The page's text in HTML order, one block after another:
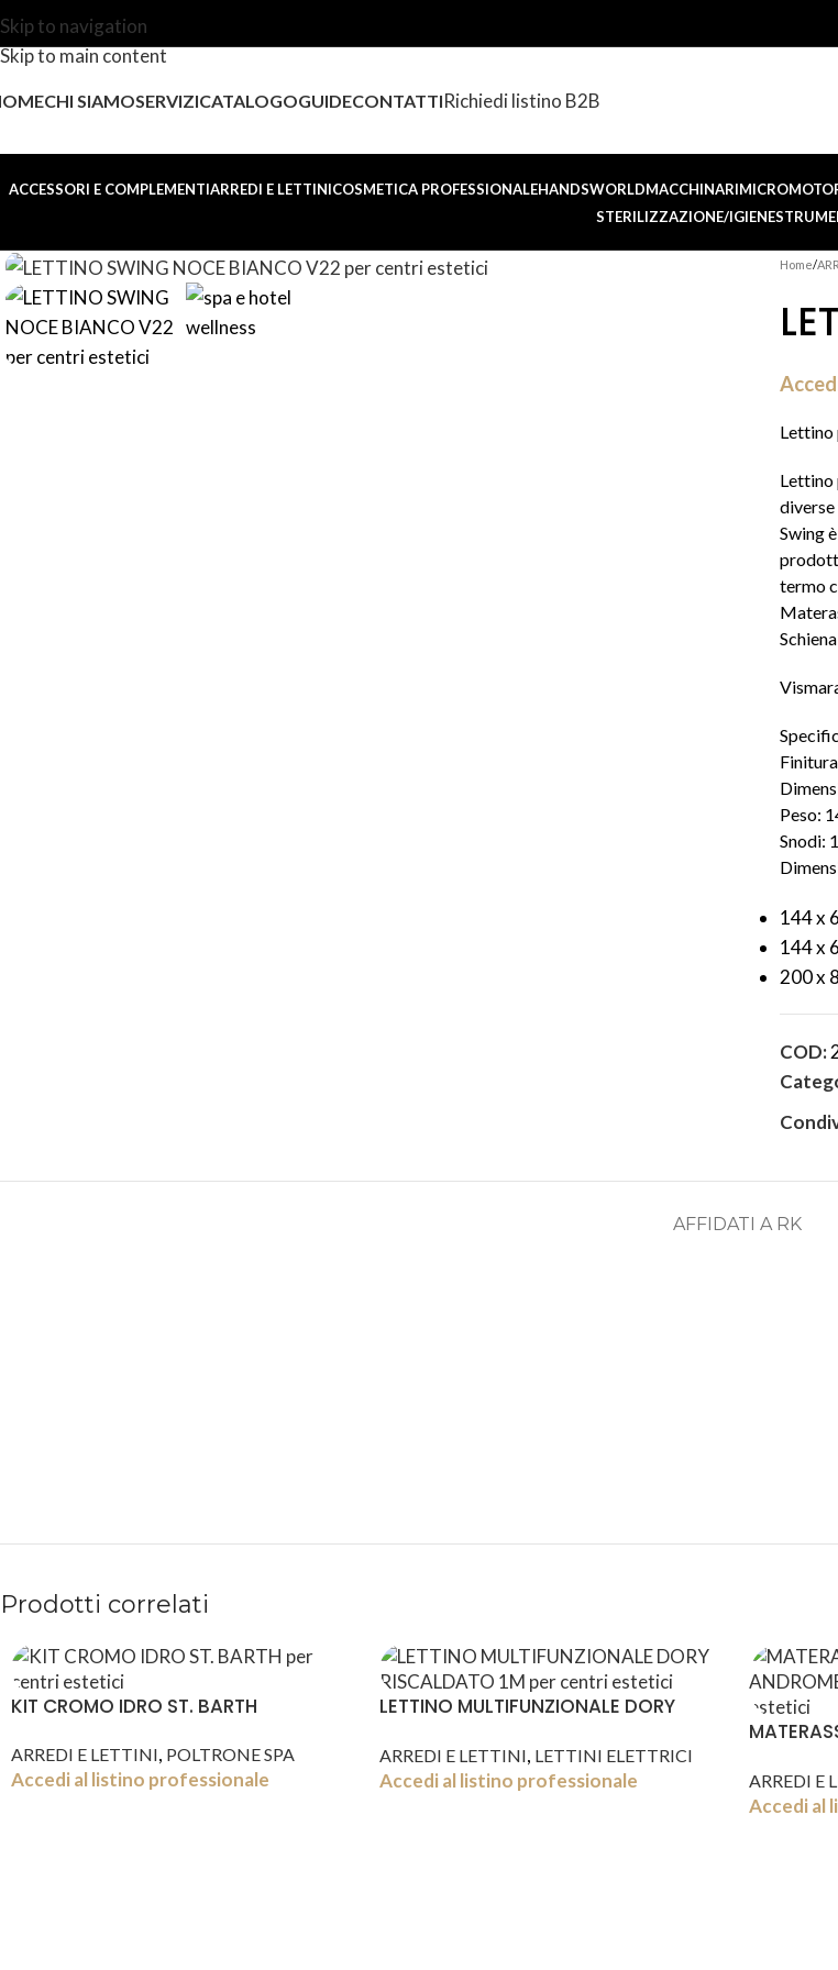
Skip to navigation
Skip to main content
CHI SIAMOSERVIZICATALOGOGUIDECONTATTIRichiedi listino B2B
ACCESSORI E COMPLEMENTIARREDI E LETTINICOSMETICA PROFESSIONALEHANDSWORLDMACCHINARI
STERILIZZAZIONE/IGIENE
Home
Lettino
Lettino
Swing
termo
Peso:
Snodi: 1
144 x
144 x
200 x
COD:
AFFIDATI A RK
Prodotti correlati
KIT CROMO IDRO ST. BARTH
ARREDI E LETTINI, POLTRONE SPA
Accedi al listino professionale
LETTINO MULTIFUNZIONALE DORY
ARREDI E LETTINI, LETTINI ELETTRICI
Accedi al listino professionale ARREDI E
Accedi al